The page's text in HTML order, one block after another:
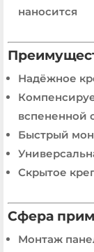
наносится
Надёжное
вспененной
Быстрый
Скрытое
Сфера
Монтаж